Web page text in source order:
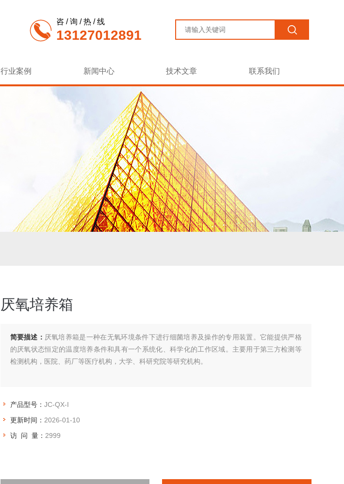
咨 / 询 / 热 / 线
13127012891
行业案例 新闻中心 技术文章 联系我们
厌氧培养箱
简要描述： 厌氧培养箱是一种在无氧环境条件下进行细菌培养及操作的专用装置。它能提供严格
的厌氧状态恒定的温度培养条件和具有一个系统化、科学化的工作区域。主要用于第三方检测等
检测机构，医院、药厂等医疗机构，大学、科研究院等研究机构。
产品型号： JC-QX-I
更新时间： 2026-01-10
访 问 量： 2999